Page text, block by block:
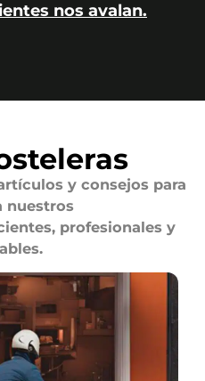
nos avalan.
y consejos para
nuestros
profesionales y